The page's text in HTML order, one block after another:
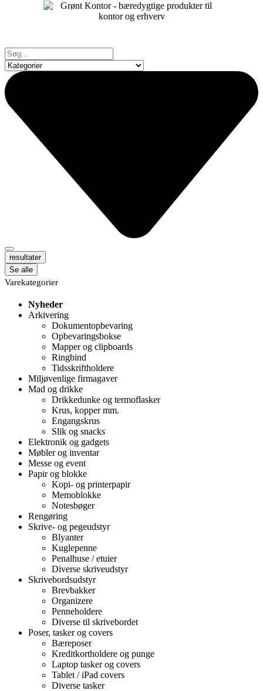
resultater
Se alle
Varekategorier
Nyheder
Arkivering
Dokumentopbevaring
Opbevaringsbokse
Mapper og clipboards
Ringbind
Tidsskriftholdere
Miljøvenlige firmagaver
Mad og drikke
Drikkedunke og termoflasker
Krus, kopper mm.
Engangskrus
Slik og snacks
Elektronik og gadgets
Møbler og inventar
Messe og event
Papir og blokke
Kopi- og printerpapir
Memoblokke
Notesbøger
Rengøring
Skrive- og pegeudstyr
Blyanter
Kuglepenne
Penalhuse / etuier
Diverse skriveudstyr
Skrivebordsudstyr
Brevbakker
Organizere
Penneholdere
Diverse til skrivebordet
Poser, tasker og covers
Bæreposer
Kreditkortholdere og punge
Laptop tasker og covers
Tablet / iPad covers
Diverse tasker